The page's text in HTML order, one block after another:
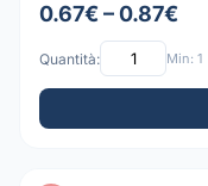
0.67€ – 0.87€
Quantità: Min: 1